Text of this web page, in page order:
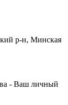
р-н, Минская
- Ваш личный